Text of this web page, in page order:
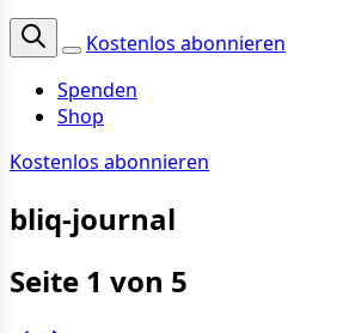
Kostenlos abonnieren
Spenden
Shop
Kostenlos abonnieren
bliq-journal
Seite 1 von 5